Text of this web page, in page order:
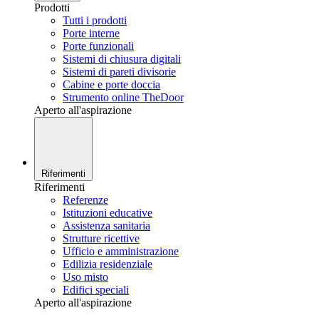
Prodotti
Tutti i prodotti
Porte interne
Porte funzionali
Sistemi di chiusura digitali
Sistemi di pareti divisorie
Cabine e porte doccia
Strumento online TheDoor
Aperto all'aspirazione
Riferimenti
Riferimenti
Referenze
Istituzioni educative
Assistenza sanitaria
Strutture ricettive
Ufficio e amministrazione
Edilizia residenziale
Uso misto
Edifici speciali
Aperto all'aspirazione